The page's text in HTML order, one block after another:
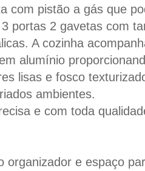
com pistão a gás que
portas 2 gavetas com
A cozinha
alumínio
lisas e fosco
ambientes.
e com toda
organizador e espaço